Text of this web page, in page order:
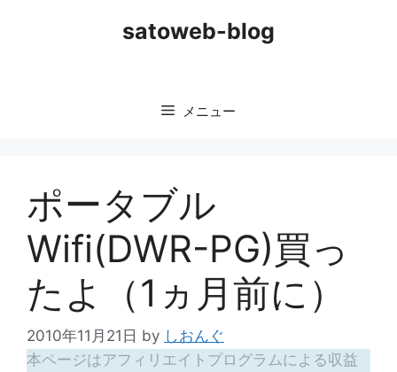
satoweb-blog
メニュー
ポータブル
Wifi(DWR-PG)買っ
たよ（1ヵ月前に）
2010年11月21日 by しおんぐ
本ページはアフィリエイトプログラムによる収益